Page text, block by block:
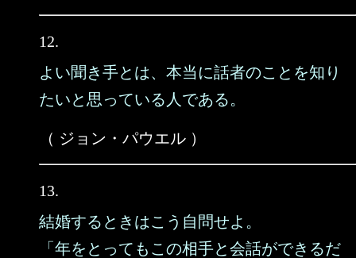
12.
よい聞き手とは、本当に話者のことを知り
たいと思っている人である。
（ ジョン・パウエル ）
13.
結婚するときはこう自問せよ。
「年をとってもこの相手と会話ができるだ